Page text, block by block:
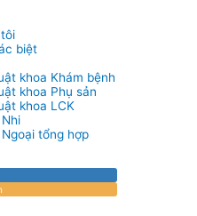
biệt
khoa Khám bệnh
khoa Phụ sản
khoa LCK
tổng hợp